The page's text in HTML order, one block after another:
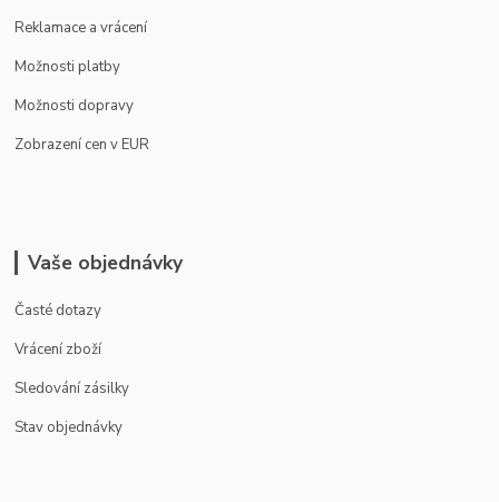
Reklamace a vrácení
Možnosti platby
Možnosti dopravy
Zobrazení cen v EUR
Vaše objednávky
Časté dotazy
Vrácení zboží
Sledování zásilky
Stav objednávky